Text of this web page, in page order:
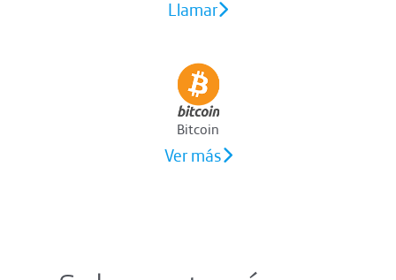
Llamar
Bitcoin
Ver más